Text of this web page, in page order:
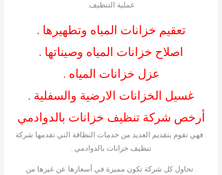
عملية التنظيف.
تعقيم خزانات المياه وتطهيرها .
اصلاح خزانات المياه وصيناتها .
عزل خزانات المياه .
غسيل الخزانات الارضية والسفلية .
أرخص شركة تنظيف خزانات بالدوادمي
. فهي تقوم بتقديم العديد من خدمات النظافة التي تقدمها شركة
تنظيف خزانات بالدوادمي .
. تحاول كل شركة تكون مميزة في أسعارها عن غيرها من